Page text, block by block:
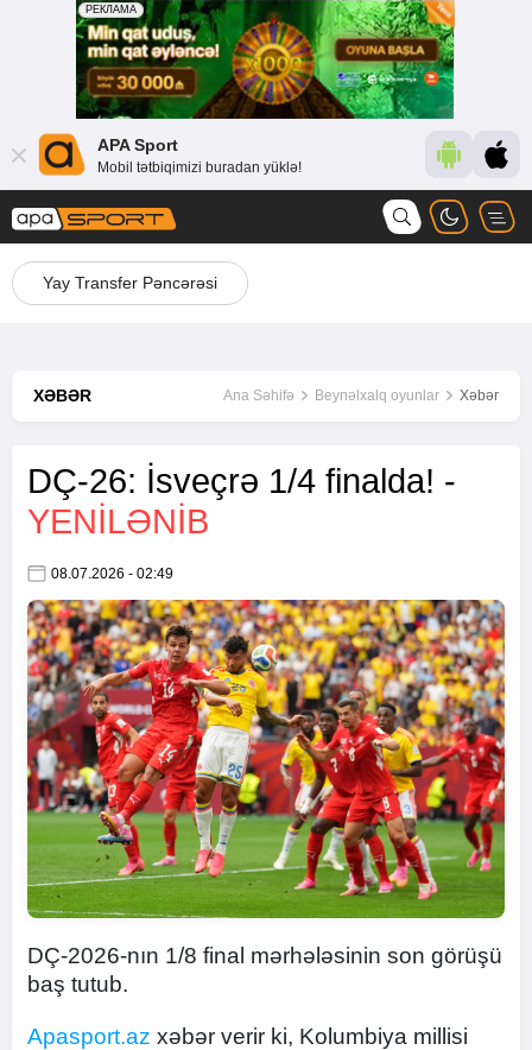
APA Sport
Mobil tətbiqimizi buradan yüklə!
Yay Transfer Pəncərəsi
XƏBƏR Ana Səhifə Beynəlxalq oyunlar Xəbər
DÇ-26: İsveçrə 1/4 finalda! -
YENİLƏNİB
08.07.2026 - 02:49
DÇ-2026-nın 1/8 final mərhələsinin son görüşü
baş tutub.
Apasport.az xəbər verir ki, Kolumbiya millisi